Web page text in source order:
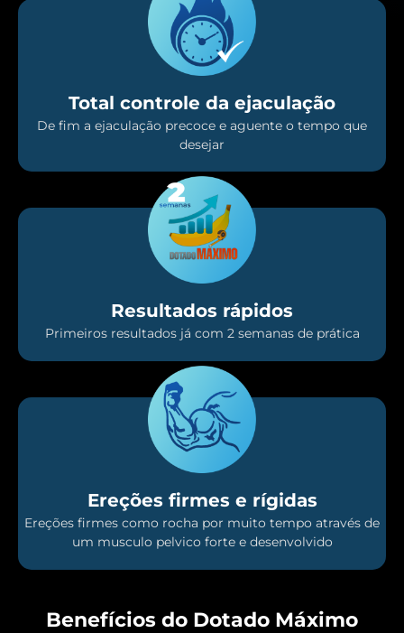
Total controle da ejaculação
De fim a ejaculação precoce e aguente o tempo que
desejar
Resultados rápidos
Primeiros resultados já com 2 semanas de prática
Ereções firmes e rígidas
Ereções firmes como rocha por muito tempo através de
um musculo pelvico forte e desenvolvido
Benefícios do Dotado Máximo